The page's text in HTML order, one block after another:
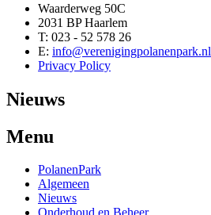
Waarderweg 50C
2031 BP Haarlem
T: 023 - 52 578 26
E: info@verenigingpolanenpark.nl
Privacy Policy
Nieuws
Menu
PolanenPark
Algemeen
Nieuws